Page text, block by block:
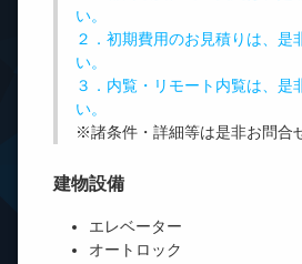
い。
２．初期費用のお見積りは、是
い。
３．内覧・リモート内覧は、是
い。
※諸条件・詳細等は是非お問合
建物設備
エレベーター
オートロック